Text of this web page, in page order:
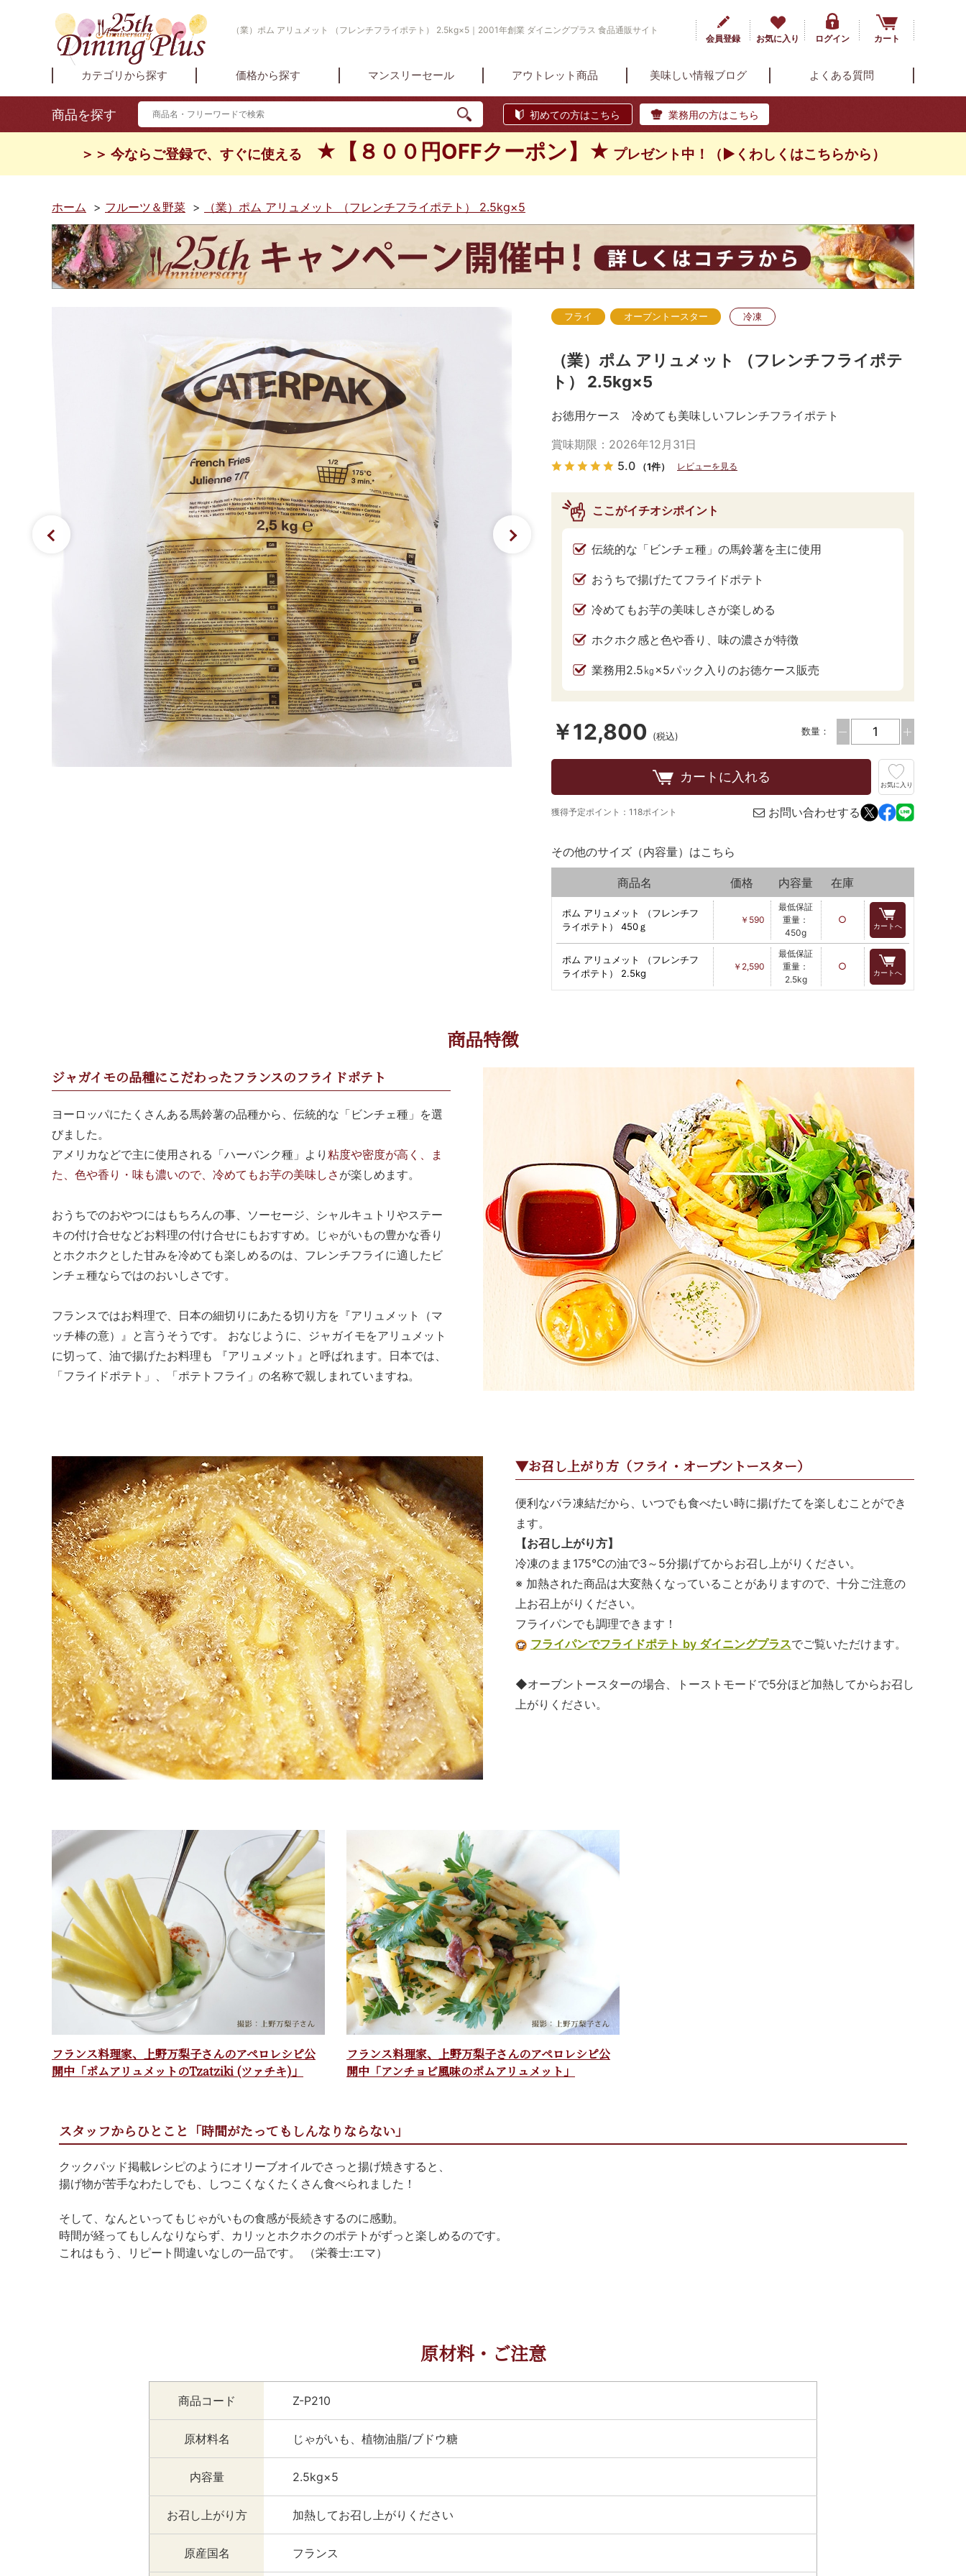
（業）ポム アリュメット （フレンチフライポテト） 2.5kg×5｜2001年創業 ダイニングプラス 食品通販サイト
会員登録
お気に入り ログイン カート
カテゴリから探す 価格から探す マンスリーセール アウトレット商品 美味しい情報ブログ よくある質問
商品を探す 初めての方はこちら 業務用の方はこちら
＞＞ 今ならご登録で、すぐに使える ★【８００円OFFクーポン】★ プレゼント中！（▶くわしくはこちらから）
ホーム > フルーツ＆野菜 > （業）ポム アリュメット （フレンチフライポテト） 2.5kg×5
フライ オーブントースター 冷凍
（業）ポム アリュメット （フレンチフライポテ
ト） 2.5kg×5
お徳用ケース 冷めても美味しいフレンチフライポテト
賞味期限： 2026年12月31日
5.0
（1件） レビューを見る
ここがイチオシポイント
伝統的な「ビンチェ種」の馬鈴薯を主に使用
おうちで揚げたてフライドポテト
冷めてもお芋の美味しさが楽しめる
ホクホク感と色や香り、味の濃さが特徴
業務用2.5㎏×5パック入りのお徳ケース販売
￥12,800 (税込) 数量：
カートに入れる
お気に入り
獲得予定ポイント：118ポイント お問い合わせする
その他のサイズ（内容量）はこちら
商品名 価格 内容量 在庫
ポム アリュメット （フレンチフ
ライポテト） 450ｇ
￥590
最低保証
重量：
450g
○
カートへ
ポム アリュメット （フレンチフ
ライポテト） 2.5kg
￥2,590
最低保証
重量：
2.5kg
○
カートへ
商品特徴
ジャガイモの品種にこだわったフランスのフライドポテト
ヨーロッパにたくさんある馬鈴薯の品種から、伝統的な「ビンチェ種」を選
びました。
アメリカなどで主に使用される「ハーバンク種」より 粘度や密度が高く、ま
た、色や香り・味も濃いので、冷めてもお芋の美味しさ が楽しめます。
おうちでのおやつにはもちろんの事、ソーセージ、シャルキュトリやステー
キの付け合せなどお料理の付け合せにもおすすめ。じゃがいもの豊かな香り
とホクホクとした甘みを冷めても楽しめるのは、フレンチフライに適したビ
ンチェ種ならではのおいしさです。
フランスではお料理で、日本の細切りにあたる切り方を『アリュメット（マ
ッチ棒の意）』と言うそうです。 おなじように、ジャガイモをアリュメット
に切って、油で揚げたお料理も 『アリュメット』と呼ばれます。日本では、
「フライドポテト」、「ポテトフライ」の名称で親しまれていますね。
▼お召し上がり方（フライ・オーブントースター）
便利なバラ凍結だから、いつでも食べたい時に揚げたてを楽しむことができ
ます。
【お召し上がり方】
冷凍のまま175℃の油で3～5分揚げてからお召し上がりください。
※ 加熱された商品は大変熱くなっていることがありますので、十分ご注意の
上お召上がりください。
フライパンでも調理できます！
フライパンでフライドポテト by ダイニングプラスでご覧いただけます。
◆オーブントースターの場合、トーストモードで5分ほど加熱してからお召し
上がりください。
フランス料理家、上野万梨子さんのアペロレシピ公
開中「ポムアリュメットのTzatziki (ツァチキ)」
フランス料理家、上野万梨子さんのアペロレシピ公
開中「アンチョビ風味のポムアリュメット」
スタッフからひとこと「時間がたってもしんなりならない」
クックパッド掲載レシピのようにオリーブオイルでさっと揚げ焼きすると、
揚げ物が苦手なわたしでも、しつこくなくたくさん食べられました！
そして、なんといってもじゃがいもの食感が長続きするのに感動。
時間が経ってもしんなりならず、カリッとホクホクのポテトがずっと楽しめるのです。
これはもう、リピート間違いなしの一品です。 （栄養士:エマ）
原材料・ご注意
商品コード Z-P210
原材料名 じゃがいも、植物油脂/ブドウ糖
内容量 2.5kg×5
お召し上がり方 加熱してお召し上がりください
原産国名 フランス